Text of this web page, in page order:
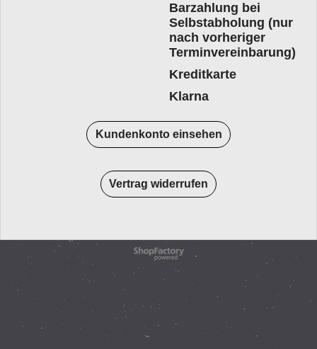
Barzahlung bei
Selbstabholung (nur
nach vorheriger
Terminvereinbarung)
Kreditkarte
Klarna
Kundenkonto einsehen
Vertrag widerrufen
WebShop erstellt mit
ShopFactory Shop
Software.